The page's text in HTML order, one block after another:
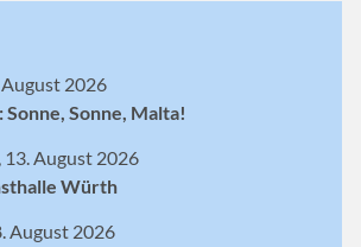
2026
Sonne, Malta!
13. August 2026
Würth
August 2026